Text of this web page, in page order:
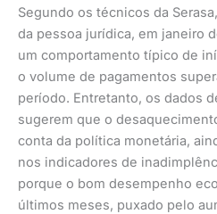
Segundo os técnicos da
da pessoa jurídica, em janeiro
um comportamento típico de
o volume de pagamentos
período. Entretanto, os dados
sugerem que o
conta da política monetária,
nos indicadores de
porque o bom desempenho
últimos meses, puxado pelo